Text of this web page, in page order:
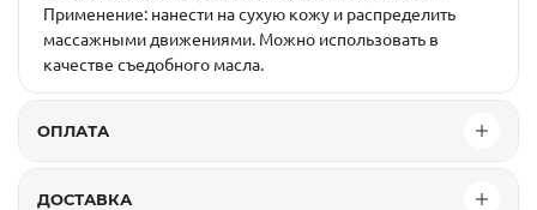
Применение: нанести на сухую кожу и распределить
массажными движениями. Можно использовать в
качестве съедобного масла.
ОПЛАТА
ДОСТАВКА